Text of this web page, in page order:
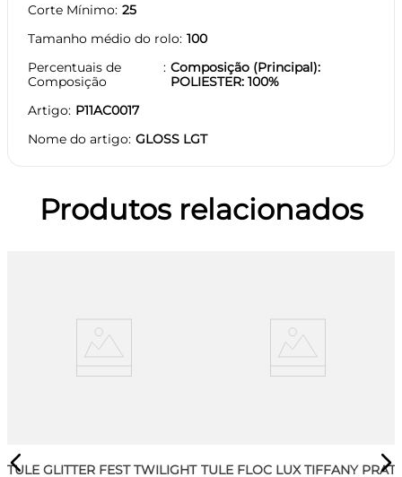
Corte Mínimo 25
Tamanho médio do rolo 100
Percentuais de
Composição
Composição (Principal):
POLIESTER: 100%
Artigo P11AC0017
Nome do artigo GLOSS LGT
Produtos relacionados
TULE GLITTER FEST TWILIGHT TULE FLOC LUX TIFFANY